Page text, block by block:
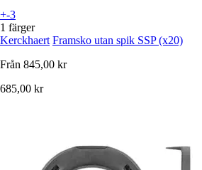
+-3
1 färger
Kerckhaert Framsko utan spik SSP (x20)
Från 845,00 kr
685,00 kr